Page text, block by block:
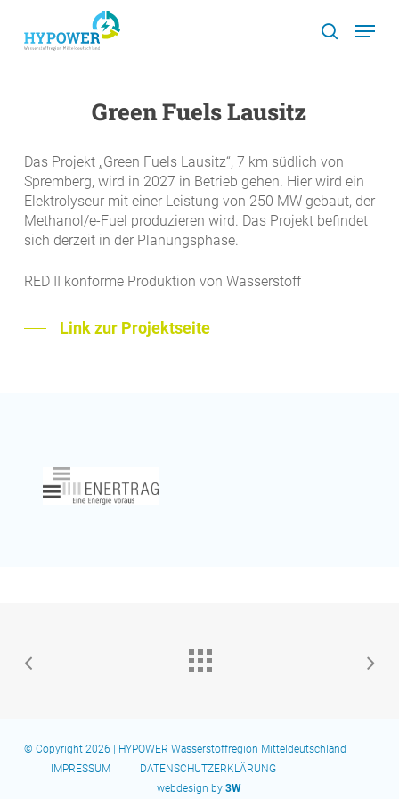
main
search
Menu
Green Fuels Lausitz
Das Projekt „Green Fuels Lausitz“, 7 km südlich von
Spremberg, wird in 2027 in Betrieb gehen. Hier wird ein
Elektrolyseur mit einer Leistung von 250 MW gebaut, der
Methanol/e-Fuel produzieren wird. Das Projekt befindet
sich derzeit in der Planungsphase.
RED II konforme Produktion von Wasserstoff
Link zur Projektseite
© Copyright 2026 | HYPOWER Wasserstoffregion Mitteldeutschland
IMPRESSUM
DATENSCHUTZERKLÄRUNG
webdesign by3W